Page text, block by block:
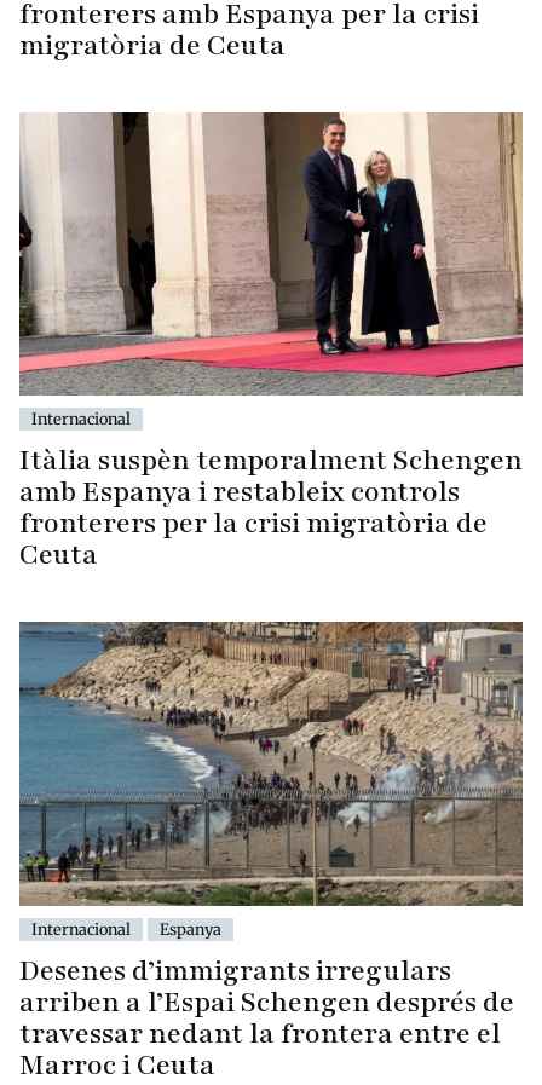
fronterers amb Espanya per la crisi
migratòria de Ceuta
Internacional
Itàlia suspèn temporalment Schengen
amb Espanya i restableix controls
fronterers per la crisi migratòria de
Ceuta
Internacional Espanya
Desenes d’immigrants irregulars
arriben a l’Espai Schengen després de
travessar nedant la frontera entre el
Marroc i Ceuta